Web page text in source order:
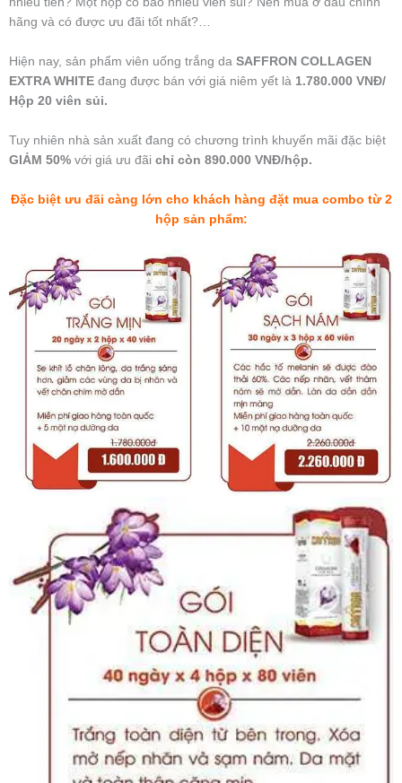
hãng và có được ưu đãi tốt nhất?…
Hiện nay, sản phẩm viên uống trắng da SAFFRON COLLAGEN
EXTRA WHITE đang được bán với giá niêm yết là 1.780.000 VNĐ/
Hộp 20 viên sủi.
Tuy nhiên nhà sản xuất đang có chương trình khuyến mãi đặc biệt
GIẢM 50% với giá ưu đãi chỉ còn 890.000 VNĐ/hộp.
Đặc biệt ưu đãi càng lớn cho khách hàng đặt mua combo từ 2
hộp sản phẩm: